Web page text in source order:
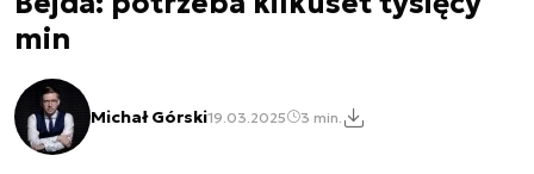
min
Michał Górski19.03.2025 3 min.